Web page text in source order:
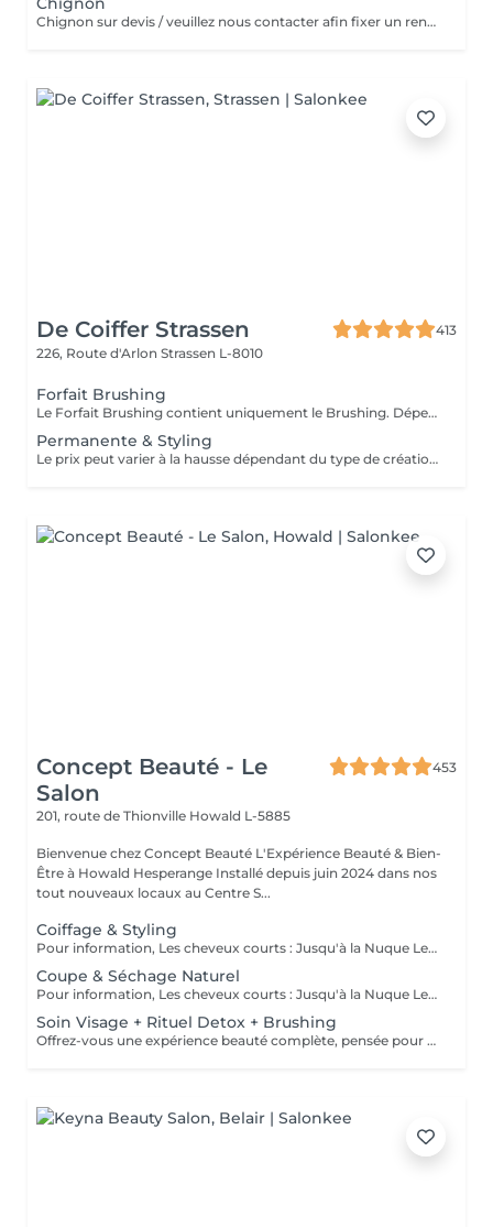
Chignon sur devis / veuillez nous contacter afin fixer un rendez-vous
De Coiffer Strassen
413
226, Route d'Arlon Strassen L-8010
Forfait Brushing
Le Forfait Brushing contient uniquement le Brushing. Dépendant de la longueur des cheveux, le prix peut varier. En cas de questions veuillez appeler au +352 26 31 07 11.
Permanente & Styling
Le prix peut varier à la hausse dépendant du type de création finalement réalisée.
Concept Beauté - Le
Salon
453
201, route de Thionville Howald L-5885
Bienvenue chez Concept Beauté L'Expérience Beauté & Bien-
Être à Howald Hesperange Installé depuis juin 2024 dans nos
tout nouveaux locaux au Centre S...
Coiffage & Styling
Pour information, Les cheveux courts : Jusqu'à la Nuque Les cheveux mi-longs : Jusqu'à l'épaule Les cheveux longs : En dessous de l'épaule Un supplément sera demandé pour les cheveux très longs, (jusqu'au milieu du dos)
Coupe & Séchage Naturel
Pour information, Les cheveux courts : Jusqu'à la Nuque Les cheveux mi-longs : Jusqu'à l'épaule Les cheveux longs : En dessous de l'épaule Un supplément sera demandé pour les cheveux très long, (jusqu'au milieu du dos)
Soin Visage + Rituel Detox + Brushing
Offrez-vous une expérience beauté complète, pensée pour prendre soin à la fois de votre peau, de vos cheveux et de votre bien-être global. Ce rituel débute par un soin visage personnalisé, visant à purifier, hydrater et raviver l'éclat de la peau. Les traits sont détendus, le teint est lumineux, la peau retrouve confort et fraîcheur. Il se poursuit par un rituel détox capillaire, conçu pour nettoyer le cuir chevelu en profondeur, éliminer les résidus accumulés et rééquilibrer la fibre capillaire. Les cheveux sont plus légers, brillants et revitalisés. L'expérience se termine par un brushing, pour sublimer la chevelure et prolonger cette sensation de bien-être et de mise en beauté. Un véritable moment de lâcher-prise, idéal pour se ressourcer, se recentrer et repartir avec une peau éclatante et des cheveux visiblement plus sains.